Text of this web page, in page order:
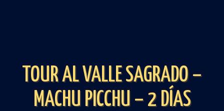
TOUR AL VALLE SAGRADO –
MACHU PICCHU – 2 DÍAS